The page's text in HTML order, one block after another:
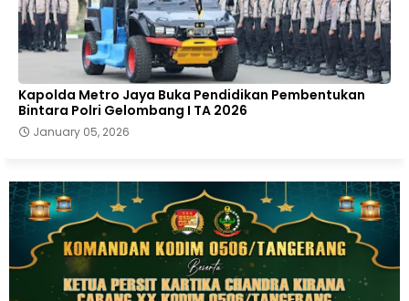
Kapolda Metro Jaya Buka Pendidikan Pembentukan
Bintara Polri Gelombang I TA 2026
January 05, 2026